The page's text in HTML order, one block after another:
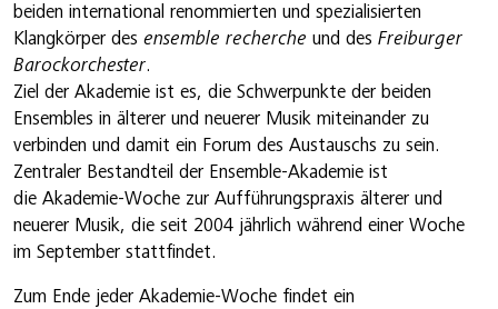
beiden international renommierten und spezialisierten
Klangkörper des ensemble recherche und des Freiburger
Barockorchester.
Ziel der Akademie ist es, die Schwerpunkte der beiden
Ensembles in älterer und neuerer Musik miteinander zu
verbinden und damit ein Forum des Austauschs zu sein.
Zentraler Bestandteil der Ensemble-Akademie ist
die Akademie-Woche zur Aufführungspraxis älterer und
neuerer Musik, die seit 2004 jährlich während einer Woche
im September stattfindet.
Zum Ende jeder Akademie-Woche findet ein